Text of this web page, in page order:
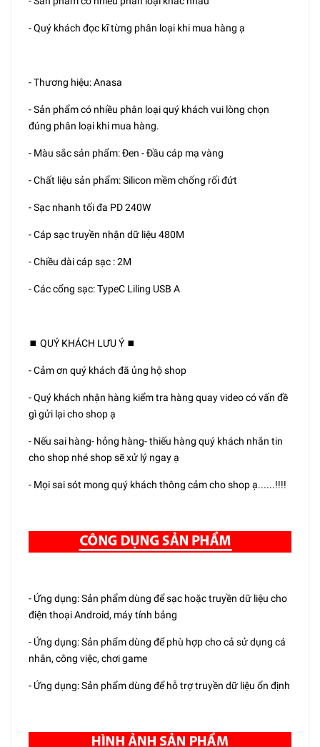
- Quý khách đọc kĩ từng phân loại khi mua hàng ạ
- Thương hiệu: Anasa
- Sản phẩm có nhiều phân loại quý khách vui lòng chọn
đúng phân loại khi mua hàng.
- Màu sắc sản phẩm: Đen - Đầu cáp mạ vàng
- Chất liệu sản phẩm: Silicon mềm chống rối đứt
- Sạc nhanh tối đa PD 240W
- Cáp sạc truyền nhận dữ liệu 480M
- Chiều dài cáp sạc : 2M
- Các cổng sạc: TypeC Liling USB A
⏹️ QUÝ KHÁCH LƯU Ý ⏹️
- Cảm ơn quý khách đã ủng hộ shop
- Quý khách nhận hàng kiểm tra hàng quay video có vấn đề
gì gửi lại cho shop ạ
- Nếu sai hàng- hỏng hàng- thiếu hàng quý khách nhắn tin
cho shop nhé shop sẽ xử lý ngay ạ
- Mọi sai sót mong quý khách thông cảm cho shop ạ......!!!!
- Ứng dụng: Sản phẩm dùng để sạc hoặc truyền dữ liệu cho
điện thoại Android, máy tính bảng
- Ứng dụng: Sản phẩm dùng để phù hợp cho cả sử dụng cá
nhân, công việc, chơi game
- Ứng dụng: Sản phẩm dùng để hỗ trợ truyền dữ liệu ổn định